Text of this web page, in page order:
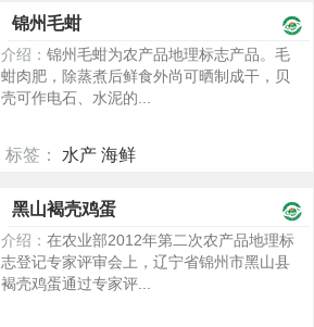
锦州毛蚶
介绍： 锦州毛蚶为农产品地理标志产品。毛
蚶肉肥，除蒸煮后鲜食外尚可晒制成干，贝
壳可作电石、水泥的...
标签： 水产 海鲜
黑山褐壳鸡蛋
介绍： 在农业部2012年第二次农产品地理标
志登记专家评审会上，辽宁省锦州市黑山县
褐壳鸡蛋通过专家评...